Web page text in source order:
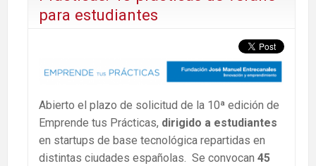
para estudiantes
Abierto el plazo de solicitud de la 10ª edición de
Emprende tus Prácticas, dirigido a estudiantes
en startups de base tecnológica repartidas en
distintas ciudades españolas. Se convocan 45